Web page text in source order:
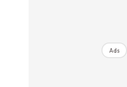
Ads